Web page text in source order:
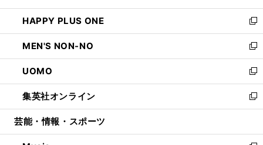
開
く
ウ
で
開
く
ン
ド
ウ
で
開
く
ウ
ィ
ン
ド
ウ
で
開
く
し
い
ウ
ィ
ン
ド
ウ
で
開
HAPPY PLUS ONE
新
し
い
ウ
ィ
ン
ド
ウ
開
MEN'S NON-NO
新
し
い
ウ
ィ
ン
ウ
UOMO
新
し
い
ウ
ン
集英社オンライン
新
し
ウ
芸能・情報・スポーツ